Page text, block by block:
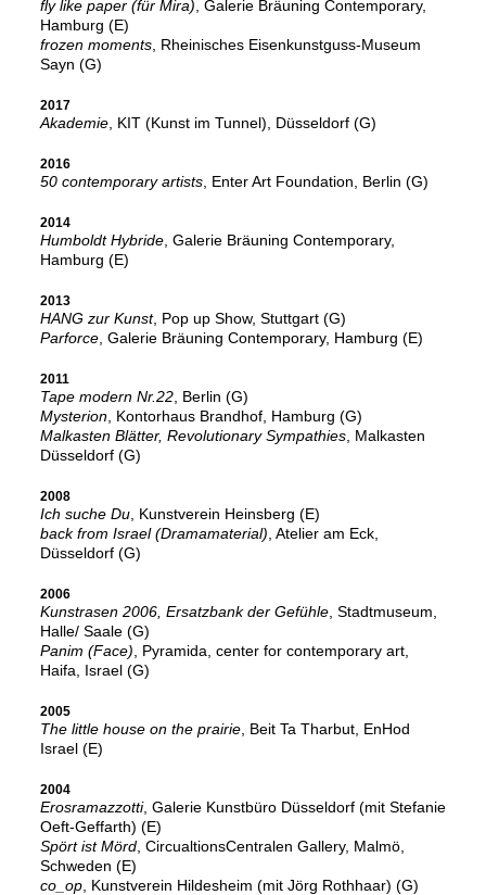
fly like paper (für Mira) , Galerie Bräuning Contemporary,
Hamburg (E)
frozen moments, Rheinisches Eisenkunstguss-Museum
Sayn (G)
2017
Akademie, KIT (Kunst im Tunnel), Düsseldorf (G)
2016
50 contemporary artists, Enter Art Foundation, Berlin (G)
2014
Humboldt Hybride, Galerie Bräuning Contemporary,
Hamburg (E)
2013
HANG zur Kunst, Pop up Show, Stuttgart (G)
Parforce, Galerie Bräuning Contemporary, Hamburg (E)
2011
Tape modern Nr.22, Berlin (G)
Mysterion, Kontorhaus Brandhof, Hamburg (G)
Malkasten Blätter, Revolutionary Sympathies, Malkasten
Düsseldorf (G)
2008
Ich suche Du, Kunstverein Heinsberg (E)
back from Israel (Dramamaterial) , Atelier am Eck,
Düsseldorf (G)
2006
Kunstrasen 2006, Ersatzbank der Gefühle, Stadtmuseum,
Halle/ Saale (G)
Panim (Face) , Pyramida, center for contemporary art,
Haifa, Israel (G)
2005
The little house on the prairie, Beit Ta Tharbut, EnHod
Israel (E)
2004
Erosramazzotti, Galerie Kunstbüro Düsseldorf (mit Stefanie
Oeft-Geffarth) (E)
Spört ist Mörd, CircualtionsCentralen Gallery, Malmö,
Schweden (E)
co_op, Kunstverein Hildesheim (mit Jörg Rothhaar) (G)